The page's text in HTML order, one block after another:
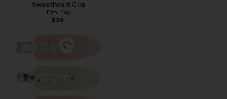
Sweetheart Clip
Emi Jay
$36
Favorite Popstar Clip Set Of 4